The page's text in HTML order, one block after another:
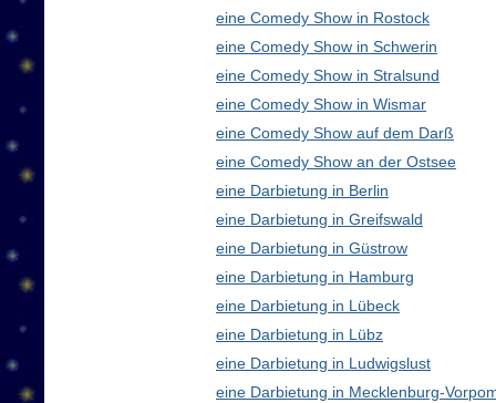
eine Comedy Show in Rostock
eine Comedy Show in Schwerin
eine Comedy Show in Stralsund
eine Comedy Show in Wismar
eine Comedy Show auf dem Darß
eine Comedy Show an der Ostsee
eine Darbietung in Berlin
eine Darbietung in Greifswald
eine Darbietung in Güstrow
eine Darbietung in Hamburg
eine Darbietung in Lübeck
eine Darbietung in Lübz
eine Darbietung in Ludwigslust
eine Darbietung in Mecklenburg-